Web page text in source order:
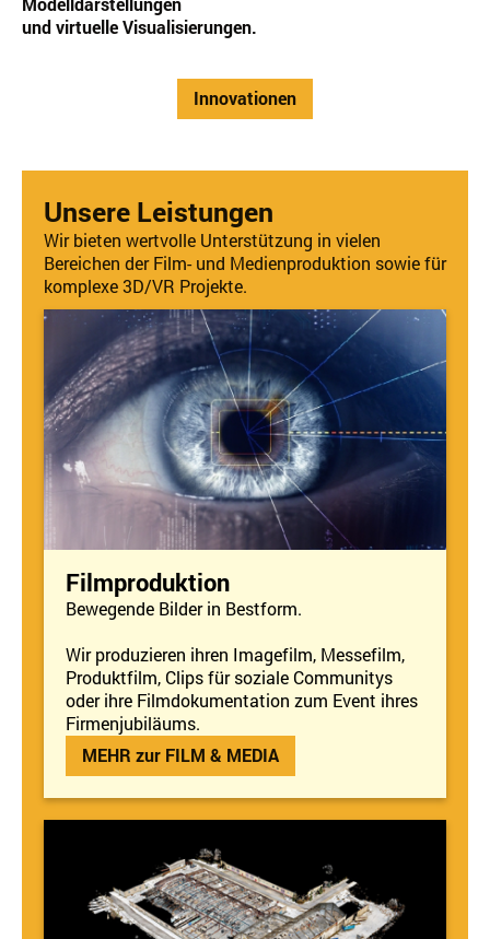
und virtuelle Visualisierungen.
Innovationen
Unsere Leistungen
Wir bieten wertvolle Unterstützung in vielen
Bereichen der Film- und Medienproduktion sowie für
komplexe 3D/VR Projekte.
Filmproduktion
Bewegende Bilder in Bestform.
Wir produzieren ihren Imagefilm, Messefilm,
Produktfilm, Clips für soziale Communitys
oder ihre Filmdokumentation zum Event ihres
Firmenjubiläums.
MEHR zur FILM & MEDIA